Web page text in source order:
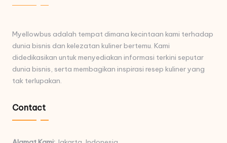
Myellowbus adalah tempat dimana kecintaan kami terhadap
dunia bisnis dan kelezatan kuliner bertemu. Kami
didedikasikan untuk menyediakan informasi terkini seputar
dunia bisnis, serta membagikan inspirasi resep kuliner yang
tak terlupakan.
Contact